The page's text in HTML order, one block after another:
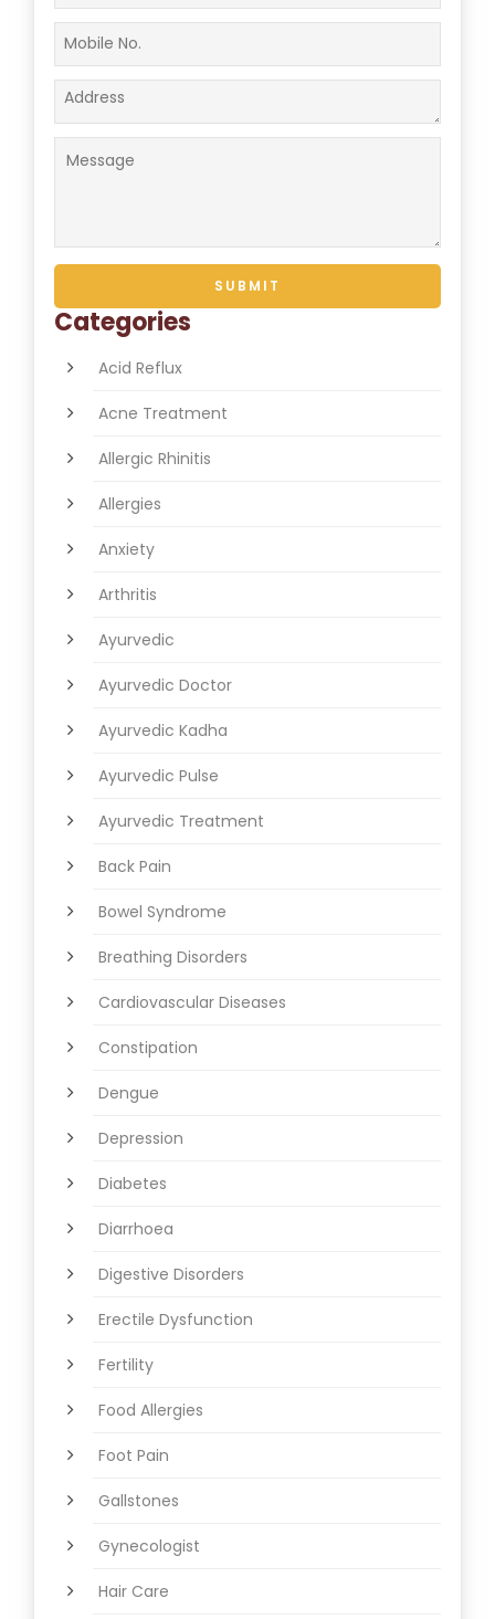
Categories
Acid Reflux
Acne Treatment
Allergic Rhinitis
Allergies
Anxiety
Arthritis
Ayurvedic
Ayurvedic Doctor
Ayurvedic Kadha
Ayurvedic Pulse
Ayurvedic Treatment
Back Pain
Bowel Syndrome
Breathing Disorders
Cardiovascular Diseases
Constipation
Dengue
Depression
Diabetes
Diarrhoea
Digestive Disorders
Erectile Dysfunction
Fertility
Food Allergies
Foot Pain
Gallstones
Gynecologist
Hair Care